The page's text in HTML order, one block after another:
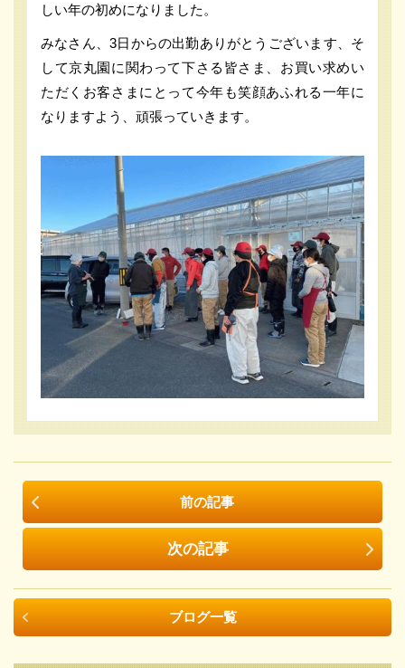
しい年の初めになりました。
みなさん、3日からの出勤ありがとうございます、そ
して京丸園に関わって下さる皆さま、お買い求めい
ただくお客さまにとって今年も笑顔あふれる一年に
なりますよう、頑張っていきます。
前の記事
次の記事
ブログ一覧